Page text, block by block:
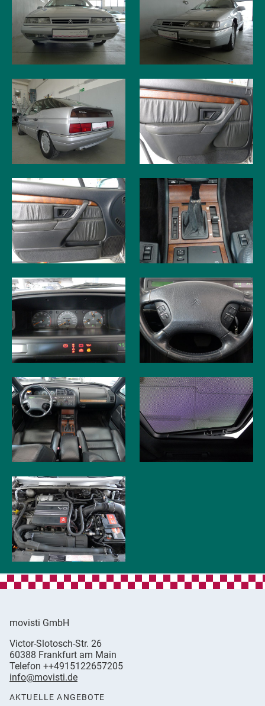
movisti GmbH
classic
automobiles
Victor-Slotosch-Str. 26
60388 Frankfurt am Main
Germany
Telefon ++4915122657205
info@movisti.de
AKTUELLE ANGEBOTE